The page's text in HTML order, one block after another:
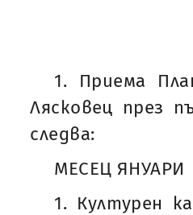
1. Приема
Лясковец през
следва:
МЕСЕЦ ЯНУАРИ
1. Културен